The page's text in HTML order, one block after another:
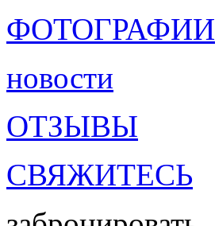
ФОТОГРАФИИ
новости
ОТЗЫВЫ
СВЯЖИТЕСЬ